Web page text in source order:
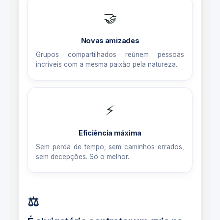
🤝
Novas amizades
Grupos compartilhados reúnem pessoas
incríveis com a mesma paixão pela natureza.
⚡
Eficiência máxima
Sem perda de tempo, sem caminhos errados,
sem decepções. Só o melhor.
⚖️